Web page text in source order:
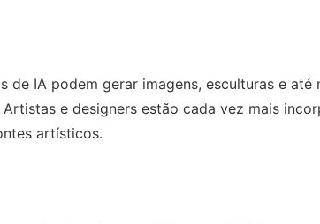
IA podem gerar imagens, esculturas e até
e designers estão cada vez mais
artísticos.